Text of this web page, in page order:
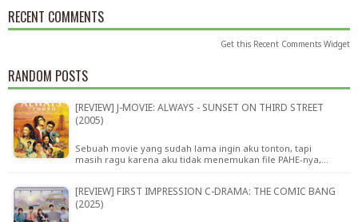
RECENT COMMENTS
Get this Recent Comments Widget
RANDOM POSTS
[REVIEW] J-MOVIE: ALWAYS - SUNSET ON THIRD STREET
(2005)
Sebuah movie yang sudah lama ingin aku tonton, tapi
masih ragu karena aku tidak menemukan file PAHE-nya,…
[REVIEW] FIRST IMPRESSION C-DRAMA: THE COMIC BANG
(2025)